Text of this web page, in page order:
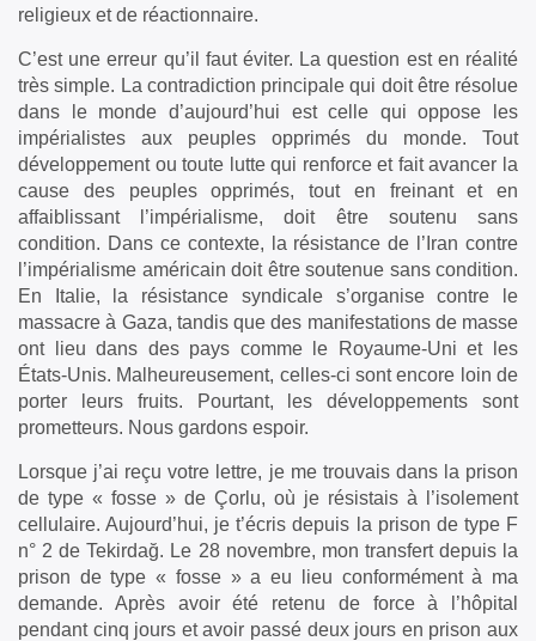
religieux et de réactionnaire.
C’est une erreur qu’il faut éviter. La question est en réalité
très simple. La contradiction principale qui doit être résolue
dans le monde d’aujourd’hui est celle qui oppose les
impérialistes aux peuples opprimés du monde. Tout
développement ou toute lutte qui renforce et fait avancer la
cause des peuples opprimés, tout en freinant et en
affaiblissant l’impérialisme, doit être soutenu sans
condition. Dans ce contexte, la résistance de l’Iran contre
l’impérialisme américain doit être soutenue sans condition.
En Italie, la résistance syndicale s’organise contre le
massacre à Gaza, tandis que des manifestations de masse
ont lieu dans des pays comme le Royaume-Uni et les
États-Unis. Malheureusement, celles-ci sont encore loin de
porter leurs fruits. Pourtant, les développements sont
prometteurs. Nous gardons espoir.
Lorsque j’ai reçu votre lettre, je me trouvais dans la prison
de type « fosse » de Çorlu, où je résistais à l’isolement
cellulaire. Aujourd’hui, je t’écris depuis la prison de type F
n° 2 de Tekirdağ. Le 28 novembre, mon transfert depuis la
prison de type « fosse » a eu lieu conformément à ma
demande. Après avoir été retenu de force à l’hôpital
pendant cinq jours et avoir passé deux jours en prison aux